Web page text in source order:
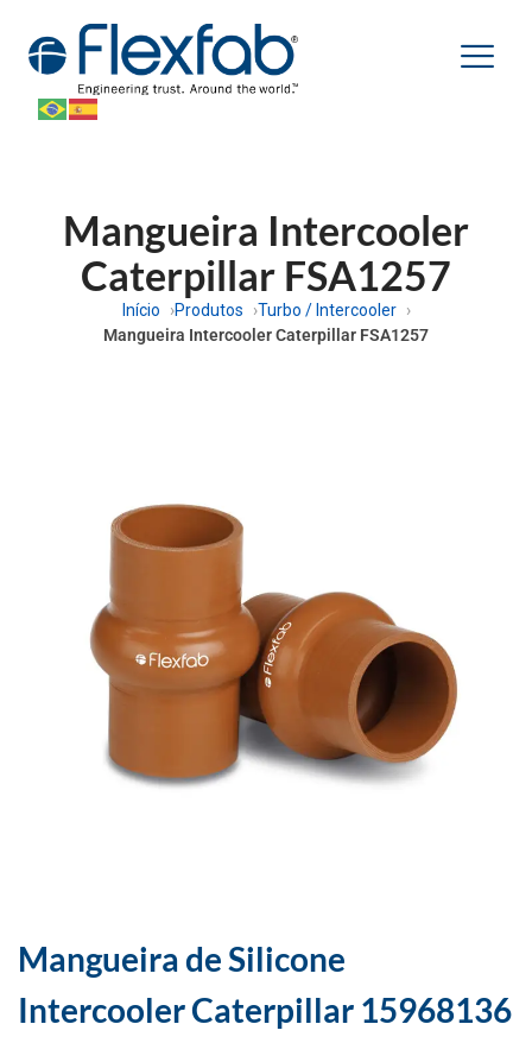
Mangueira Intercooler
Caterpillar FSA1257
Início Produtos
Turbo / Intercooler
Mangueira Intercooler Caterpillar FSA1257
Mangueira de Silicone
Intercooler Caterpillar 15968136